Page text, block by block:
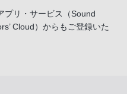
プリ・サービス
（Sound
Cloud）からもご登録いた